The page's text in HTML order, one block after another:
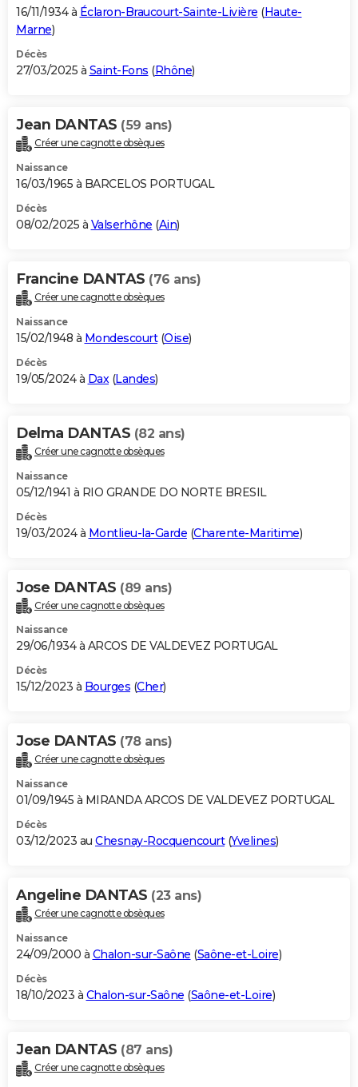
16/11/1934 à Éclaron-Braucourt-Sainte-Livière (Haute-
Marne)
Décès
27/03/2025 à Saint-Fons (Rhône)
Jean DANTAS (59 ans)
Créer une cagnotte obsèques
Naissance
16/03/1965 à BARCELOS PORTUGAL
Décès
08/02/2025 à Valserhône (Ain)
Francine DANTAS (76 ans)
Créer une cagnotte obsèques
Naissance
15/02/1948 à Mondescourt(Oise)
Décès
19/05/2024 à Dax(Landes)
Delma DANTAS (82 ans)
Créer une cagnotte obsèques
Naissance
05/12/1941 à RIO GRANDE DO NORTE BRESIL
Décès
19/03/2024 à Montlieu-la-Garde (Charente-Maritime)
Jose DANTAS (89 ans)
Créer une cagnotte obsèques
Naissance
29/06/1934 à ARCOS DE VALDEVEZ PORTUGAL
Décès
15/12/2023 à Bourges (Cher)
Jose DANTAS (78 ans)
Créer une cagnotte obsèques
Naissance
01/09/1945 à MIRANDA ARCOS DE VALDEVEZ PORTUGAL
Décès
03/12/2023 au Chesnay-Rocquencourt(Yvelines)
Angeline DANTAS (23 ans)
Créer une cagnotte obsèques
Naissance
24/09/2000 à Chalon-sur-Saône (Saône-et-Loire)
Décès
18/10/2023 à Chalon-sur-Saône (Saône-et-Loire)
Jean DANTAS (87 ans)
Créer une cagnotte obsèques